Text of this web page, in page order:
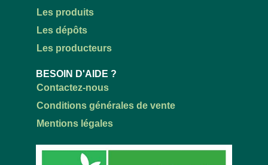
Les produits
Les dépôts
Les producteurs
BESOIN D'AIDE ?
Contactez-nous
Conditions générales de vente
Mentions légales